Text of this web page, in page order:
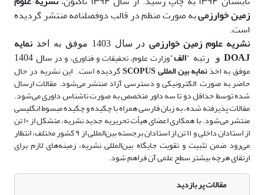
زمین خوارزمیبه صورت منظم در قالب دوفصلنامه منتشر گردیده
است.
نشریه علوم زمین خوارزمیدر سال 1403 موفق به اخذ
نمایه
DOAJ ورتبه "الف"وزارت علوم، تحقیقات و فناوری، و درسال 1404
موفق به اخذنمایه بین المللی SCOPUS گردیده است. این نشریه در حال
حاضر به صورت الکترونیکی و دسترسی آزاد منتشر می‌شود. مقالات ارسال
شده توسط حداقل دو تا سه داور متخصص به صورت ناشناس داوری می‌شود.
مقالات پذیرفته شده، به زبان فارسی همراه با چکیده و چکیده مبسوط انگلیسی
منتشر می‌شود. با همکاری اعضای هیأت تحریریه جدید نشریه، متشکل از ۱۰ تن
از استادان داخلی و ۱۱ تن از استادان برجسته بین‌المللی از ۹ کشور مختلف، انتظار
می‌رود ضمن تثبیت و تقویت جایگاه بین‌المللی نشریه، زمینه‌های لازم برای
ارتقای هرچه بیشتر سطح علمی آن فراهم شود.
مقالات پر بازدید